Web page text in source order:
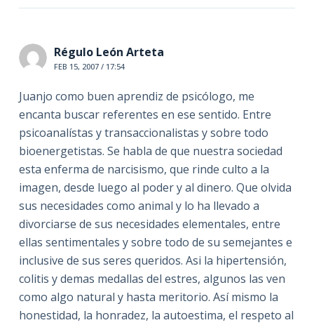
Régulo León Arteta
FEB 15, 2007 / 17:54
Juanjo como buen aprendiz de psicólogo, me
encanta buscar referentes en ese sentido. Entre
psicoanalístas y transaccionalistas y sobre todo
bioenergetistas. Se habla de que nuestra sociedad
esta enferma de narcisismo, que rinde culto a la
imagen, desde luego al poder y al dinero. Que olvida
sus necesidades como animal y lo ha llevado a
divorciarse de sus necesidades elementales, entre
ellas sentimentales y sobre todo de su semejantes e
inclusive de sus seres queridos. Asi la hipertensión,
colitis y demas medallas del estres, algunos las ven
como algo natural y hasta meritorio. Así mismo la
honestidad, la honradez, la autoestima, el respeto al